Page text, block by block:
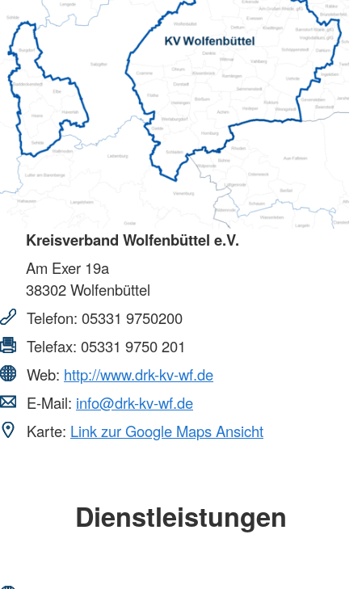
Kreisverband Wolfenbüttel e.V.
Am Exer 19a
38302Wolfenbüttel
Telefon: 05331 9750200
Telefax: 05331 9750 201
Web: http://www.drk-kv-wf.de
E-Mail: info@drk-kv-wf.de
Karte: Link zur Google Maps Ansicht
Dienstleistungen